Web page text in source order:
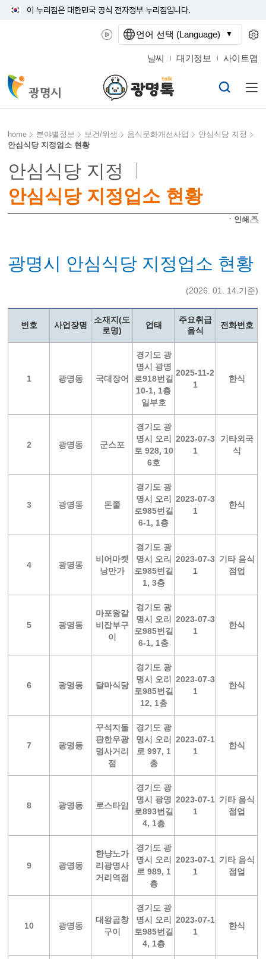
이 누리집은 대한민국 공식 전자정부 누리집입니다.
날씨 대기정보 사이트맵
home 분야별정보 보건/위생 음식문화개선사업
안심식당 지정
안심식당 지정업소 현황
안심식당 지정
안심식당 지정업소 현황
ㆍ인쇄
광명시 안심식당 지정업소 현황
(2026. 01. 14.기준)
번호 사업장명
소재지(도
로명)
업태
주요취급
음식
전화번호
1 광명동 국대장어
경기도 광
명시 광명
로918번길
10-1, 1층
일부호
2025-11-2
1
한식
2 광명동 군스포
경기도 광
명시 오리
로 928, 10
6호
2023-07-3
1
기타외국
식
3 광명동 돈쭐
경기도 광
명시 오리
로985번길
6-1, 1층
2023-07-3
1
한식
4 광명동
비어마켓
낭만가
경기도 광
명시 오리
로985번길
1, 3층
2023-07-3
1
기타 음식
점업
5 광명동
마포왕갈
비잡부구
이
경기도 광
명시 오리
로985번길
6-1, 1층
2023-07-3
1
한식
6 광명동 달마식당
경기도 광
명시 오리
로985번길
12, 1층
2023-07-3
1
한식
7 광명동
꾸석지돌
판한우광
명사거리
점
경기도 광
명시 오리
로 997, 1
층
2023-07-1
1
한식
8 광명동 로스타임
경기도 광
명시 광명
로893번길
4, 1층
2023-07-1
1
기타 음식
점업
9 광명동
한냥노가
리광명사
거리역점
경기도 광
명시 오리
로 989, 1
층
2023-07-1
1
기타 음식
점업
10 광명동
대왕곱창
구이
경기도 광
명시 오리
로985번길
4, 1층
2023-07-1
1
한식
언어 선택 (Language)